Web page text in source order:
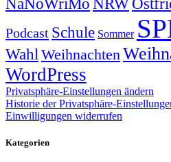
NaNoWriMo NRW
Podcast Schule Sommer
WahlWeihnachten
WordPress
Privatsphäre-Einstellungen ändern
Historie der Privatsphäre-
Einwilligungen widerrufen
Kategorien